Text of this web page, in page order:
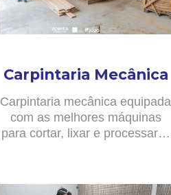
Carpintaria Mecânica
Carpintaria mecânica equipada
com as melhores máquinas
para cortar, lixar e processar…